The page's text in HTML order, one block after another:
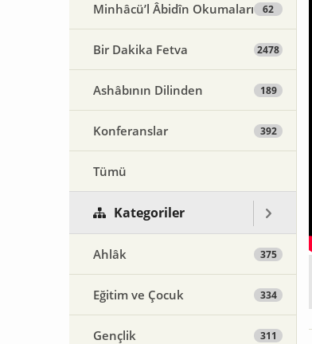
Minhâcü’l Âbidîn Okumaları 62
Bir Dakika Fetva 2478
Ashâbının Dilinden 189
Konferanslar 392
Tümü
Kategoriler
Ahlâk 375
Eğitim ve Çocuk 334
Gençlik 311